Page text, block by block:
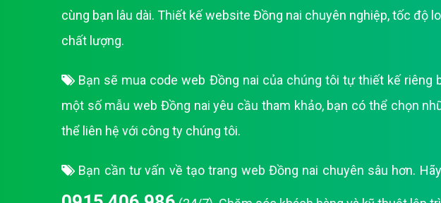
Bảng giá quảng cáo
cùng bạn lâu dài. Thiết kế website Đồng nai chuyên nghiệp, tốc độ
chất lượng.
Bạn sẽ mua code web Đồng nai của chúng tôi tự thiết kế riêng
một số mẫu web Đồng nai yêu cầu tham khảo, bạn có thể chọn
thể liên hệ với công ty chúng tôi.
Bạn cần tư vấn về tạo trang web Đồng nai chuyên sâu hơn.